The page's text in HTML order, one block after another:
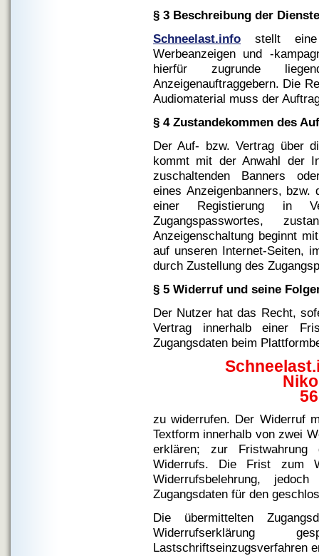
§ 3 Beschreibung der
Schneelast.info stellt eine
Werbeanzeigen und -
hierfür zugrunde
Anzeigenauftraggebern. Die
Audiomaterial muss der
§ 4 Zustandekommen des
Der Auf- bzw. Vertrag über
kommt mit der Anwahl der
zuschaltenden Banners
eines Anzeigenbanners, bzw.
einer Registierung in
Zugangspasswortes,
Anzeigenschaltung beginnt
auf unseren Internet-Seiten,
durch Zustellung des
§ 5 Widerruf und seine
Der Nutzer hat das Recht,
Vertrag innerhalb einer
Zugangsdaten beim
zu widerrufen. Der Widerruf
Textform innerhalb von zwei
erklären; zur Fristwahrung
Widerrufs. Die Frist zum
Widerrufsbelehrung,
Zugangsdaten für den
Die übermittelten
Lastschriftseinzugsverfahren